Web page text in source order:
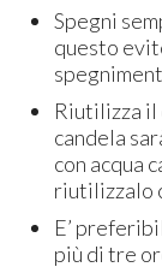
Spegni
questo
Riutilizza il
candela
con acqua
riutilizzalo
E’
più di tre